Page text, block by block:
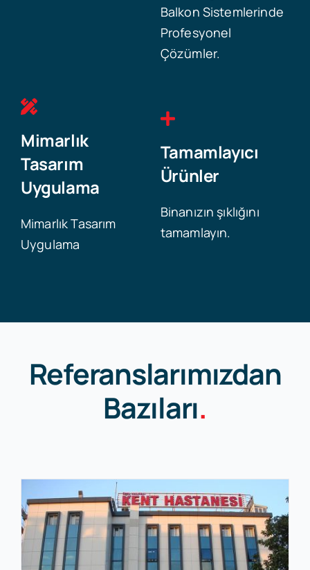
Balkon Sistemlerinde
Profesyonel
Çözümler.
Mimarlık
Tasarım
Uygulama
Mimarlık Tasarım
Uygulama
Tamamlayıcı
Ürünler
Binanızın şıklığını
tamamlayın.
Referanslarımızdan
Bazıları.